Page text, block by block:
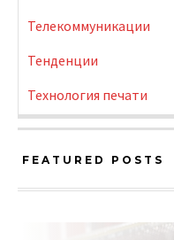
Телекоммуникации
Тенденции
Технология печати
FEATURED POSTS